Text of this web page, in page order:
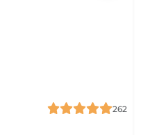
262